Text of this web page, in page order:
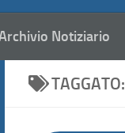
Notiziario
TAGGATO: